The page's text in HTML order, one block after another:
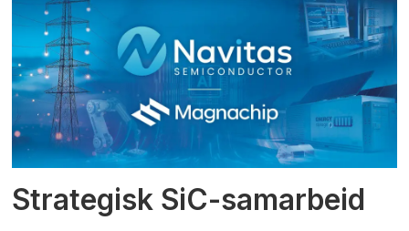
Strategisk SiC-samarbeid